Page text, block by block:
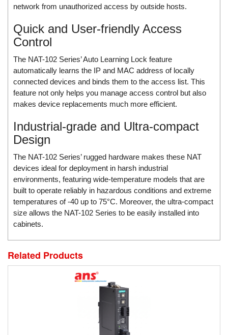
Dynisco
E+E ELEKTRONIK
E+H
E2S
Earthtech
Eaton
EBMPAPST
Ecom-EX
ECONEX
Edward
EES
EGE Elektronik
Eilersen Vietnam
Ekstrom-Carlson
Elands Cable Vietnam
Elap Vietnam
Electronic Design System S.R.L Vietnam
network from unauthorized access by outside hosts.
Quick and User-friendly Access
Control
The NAT-102 Series’ Auto Learning Lock feature
automatically learns the IP and MAC address of locally
connected devices and binds them to the access list. This
feature not only helps you manage access control but also
makes device replacements much more efficient.
Industrial-grade and Ultra-compact
Design
The NAT-102 Series’ rugged hardware makes these NAT
devices ideal for deployment in harsh industrial
environments, featuring wide-temperature models that are
built to operate reliably in hazardous conditions and extreme
temperatures of -40 up to 75°C. Moreover, the ultra-compact
size allows the NAT-102 Series to be easily installed into
cabinets.
Related Products